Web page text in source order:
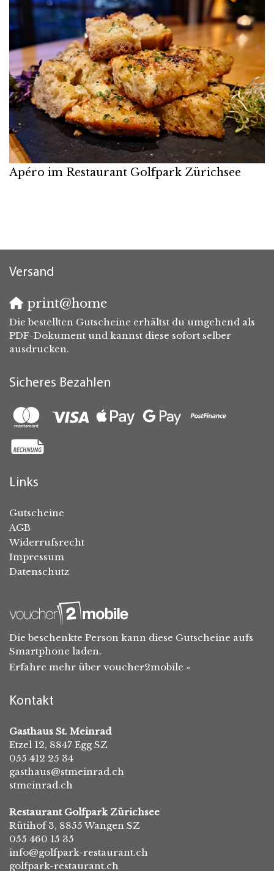
Apéro im Restaurant Golfpark Zürichsee
Versand
print@home
Die bestellten Gutscheine erhältst du umgehend als
PDF-Dokument und kannst diese sofort selber
ausdrucken.
Sicheres Bezahlen
Links
Gutscheine
AGB
Widerrufsrecht
Impressum
Datenschutz
Die beschenkte Person kann diese Gutscheine aufs
Smartphone laden.
Erfahre mehr über voucher2mobile »
Kontakt
Gasthaus St. Meinrad
Etzel 12, 8847 Egg SZ
055 412 25 34
gasthaus@stmeinrad.ch
stmeinrad.ch
Restaurant Golfpark Zürichsee
Rütihof 3, 8855 Wangen SZ
055 460 15 35
info@golfpark-restaurant.ch
golfpark-restaurant.ch